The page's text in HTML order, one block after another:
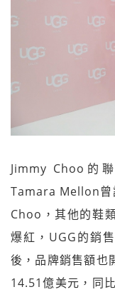
Jimmy Choo的
Tamara Mellon曾
Choo，其他的鞋
爆紅，UGG的銷
後，品牌銷售額也
14.51億美元，同